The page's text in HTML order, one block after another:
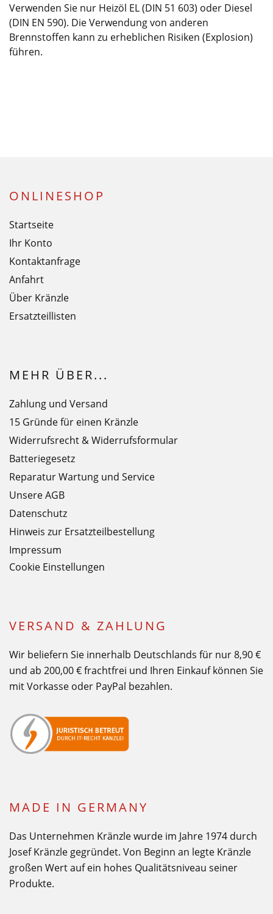
Verwenden Sie nur Heizöl EL (DIN 51 603) oder Diesel
(DIN EN 590). Die Verwendung von anderen
Brennstoffen kann zu erheblichen Risiken (Explosion)
führen.
ONLINESHOP
Startseite
Ihr Konto
Kontaktanfrage
Anfahrt
Über Kränzle
Ersatzteillisten
MEHR ÜBER...
Zahlung und Versand
15 Gründe für einen Kränzle
Widerrufsrecht & Widerrufsformular
Batteriegesetz
Reparatur Wartung und Service
Unsere AGB
Datenschutz
Hinweis zur Ersatzteilbestellung
Impressum
Cookie Einstellungen
VERSAND & ZAHLUNG
Wir beliefern Sie innerhalb Deutschlands für nur 8,90 €
und ab 200,00 € frachtfrei und Ihren Einkauf können Sie
mit Vorkasse oder PayPal bezahlen.
MADE IN GERMANY
Das Unternehmen Kränzle wurde im Jahre 1974 durch
Josef Kränzle gegründet. Von Beginn an legte Kränzle
großen Wert auf ein hohes Qualitätsniveau seiner
Produkte.